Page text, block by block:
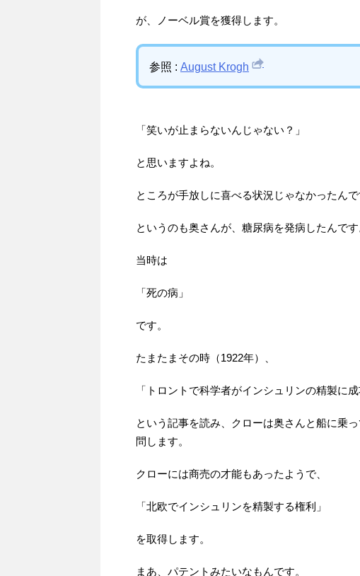
が、ノーベル賞を獲得します。
参照 : August Krogh
「笑いが止まらないんじゃない？」
と思いますよね。
ところが手放しに喜べる状況じゃなかったんで
というのも奥さんが、糖尿病を発病したんです
当時は
「死の病」
です。
たまたまその時（1922年）、
「トロントで科学者がインシュリンの精製に成
という記事を読み、クローは奥さんと船に乗
問します。
クローには商売の才能もあったようで、
「北欧でインシュリンを精製する権利」
を取得します。
まあ、パテントみたいなもんです。